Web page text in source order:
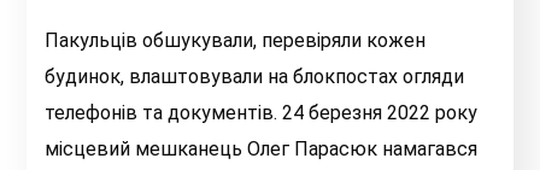
Пакульців обшукували, перевіряли кожен
будинок, влаштовували на блокпостах огляди
телефонів та документів. 24 березня 2022 року
місцевий мешканець Олег Парасюк намагався